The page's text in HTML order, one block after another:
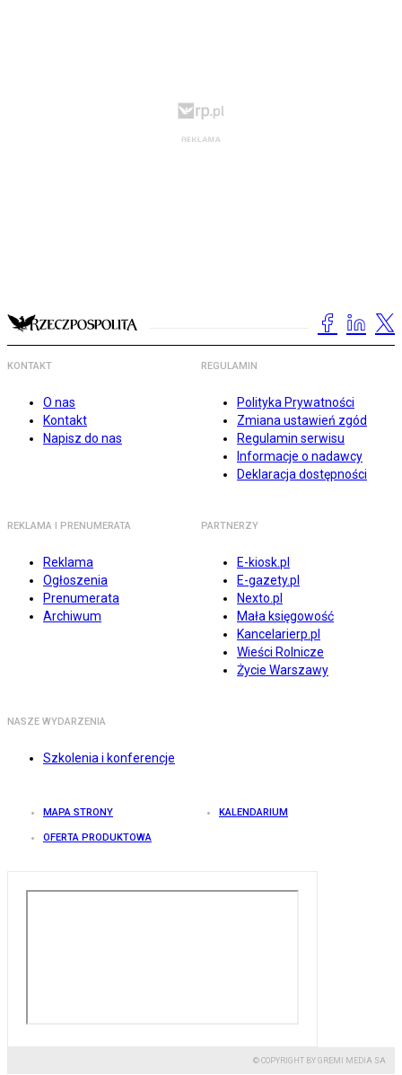
KONTAKT
O nas
Kontakt
Napisz do nas
REGULAMIN
Polityka Prywatności
Zmiana ustawień zgód
Regulamin serwisu
Informacje o nadawcy
Deklaracja dostępności
REKLAMA I PRENUMERATA
Reklama
Ogłoszenia
Prenumerata
Archiwum
PARTNERZY
E-kiosk.pl
E-gazety.pl
Nexto.pl
Mała księgowość
Kancelarierp.pl
Wieści Rolnicze
Życie Warszawy
NASZE WYDARZENIA
Szkolenia i konferencje
MAPA STRONY KALENDARIUM
OFERTA PRODUKTOWA
© COPYRIGHT BY GREMI MEDIA SA